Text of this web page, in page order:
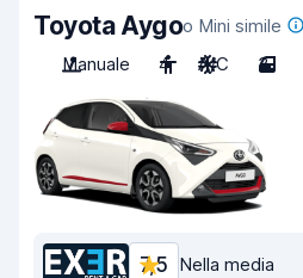
Toyota Aygoo Mini simile
Manuale
4 A/C 3
7,5 Nella media